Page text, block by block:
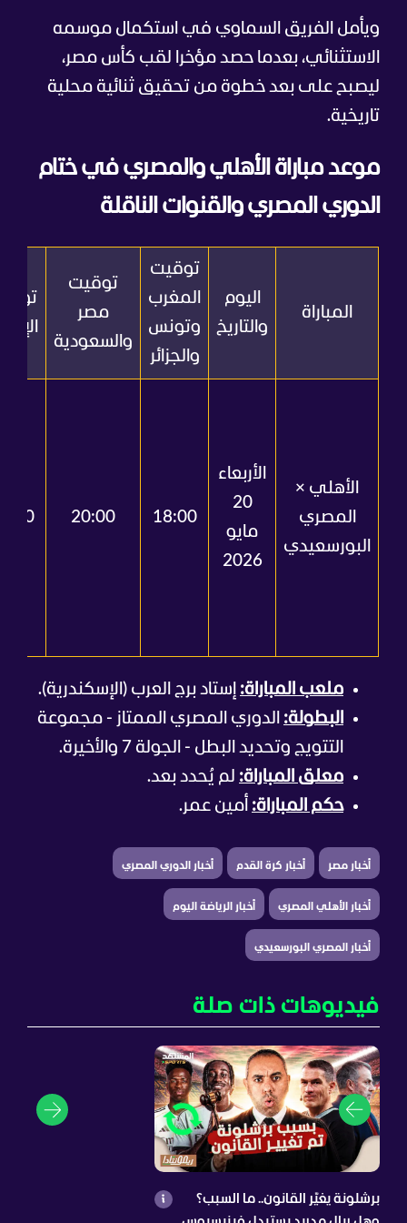
ويأمل الفريق السماوي في استكمال موسمه
الاستثنائي، بعدما حصد مؤخرا لقب كأس مصر،
ليصبح على بعد خطوة من تحقيق ثنائية محلية
تاريخية.
موعد مباراة الأهلي والمصري في ختام
الدوري المصري والقنوات الناقلة
المباراة
اليوم
والتاريخ
توقيت
المغرب
وتونس
والجزائر
توقيت
مصر
والسعودية
الأهلي ×
المصري
البورسعيدي
الأربعاء
20
مايو
2026
18:00
20:00
ملعب المباراة: إستاد برج العرب (الإسكندرية).
البطولة: الدوري المصري الممتاز - مجموعة
التتويج وتحديد البطل - الجولة 7 والأخيرة.
معلق المباراة: لم يُحدد بعد.
حكم المباراة: أمين عمر.
أخبار مصر أخبار كرة القدم أخبار الدوري المصري
أخبار الأهلي المصري أخبار الرياضة اليوم
أخبار المصري البورسعيدي
فيديوهات ذات صلة
برشلونة يغيّر القانون.. ما السبب؟